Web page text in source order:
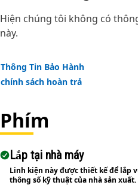
Attributes:
• Helps prevent damage to
removal.
• Reduces the effort required
components.
inch and up to 2 inch (50.8
The Pin Driver is used during
activities where large pins
Hiện chúng tôi không có
này.
Thông Tin Bảo Hành
chính sách hoàn trả
Phím
Lắp tại nhà máy
Linh kiện này được thiết kế để lắp
thông số kỹ thuật của nhà sản xuất.